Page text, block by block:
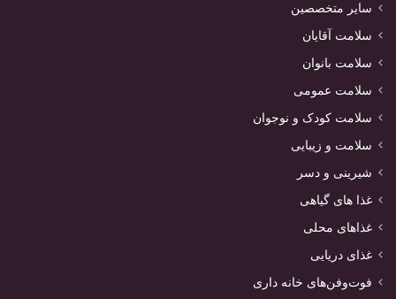
سایر متخصصین
سلامت آقایان
سلامت بانوان
سلامت عمومی
سلامت کودک و نوجوان
سلامت و زیبایی
شیرینی و دسر
غذا های گیاهی
غذاهای محلی
غذای دریایی
فوت‌وفن‌های خانه داری